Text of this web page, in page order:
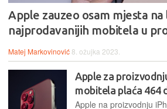
Apple zauzeo osam mjesta
najprodavanijih mobitela u
Matej Markovinović8. ožujka 2023.
Apple za
mobitela plaća 464